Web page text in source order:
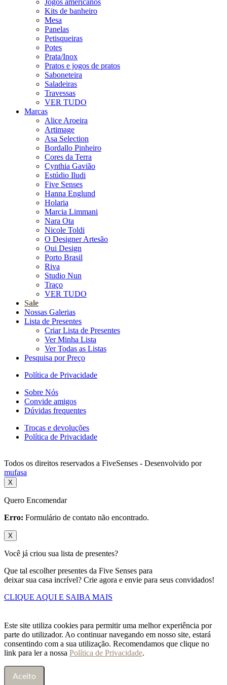
Jogos americanos
Kits de banheiro
Mesa
Panelas
Petisqueiras
Potes
Prata/Inox
Pratos e jogos de pratos
Saboneteira
Saladeiras
Travessas
VER TUDO
Marcas
Alice Aroeira
Artimage
Asa Selection
Bordallo Pinheiro
Cores da Terra
Cynthia Gavião
Estúdio Iludi
Five Senses
Hanna Englund
Holaria
Marcia Limmani
Nara Ota
Nicole Toldi
O Designer Artesão
Oui Design
Porto Brasil
Riva
Studio Nun
Traço
VER TUDO
Sale
Nossas Galerias
Lista de Presentes
Criar Lista de Presentes
Ver Minha Lista
Ver Todas as Listas
Pesquisa por Preço
Política de Privacidade
Sobre Nós
Convide amigos
Dúvidas frequentes
Trocas e devoluções
Política de Privacidade
Todos os direitos reservados a FiveSenses - Desenvolvido por
mufasa
X
Quero Encomendar
Erro: Formulário de contato não encontrado.
X
Você já criou sua lista de presentes?
Que tal escolher presentes da Five Senses para
deixar sua casa incrível? Crie agora e envie para seus convidados!
CLIQUE AQUI E SAIBA MAIS
Este site utiliza cookies para permitir uma melhor experiência por
parte do utilizador. Ao continuar navegando em nosso site, estará
consentindo com a sua utilização. Recomendamos que clique no
link para ler a nossa Política de Privacidade.
Aceito